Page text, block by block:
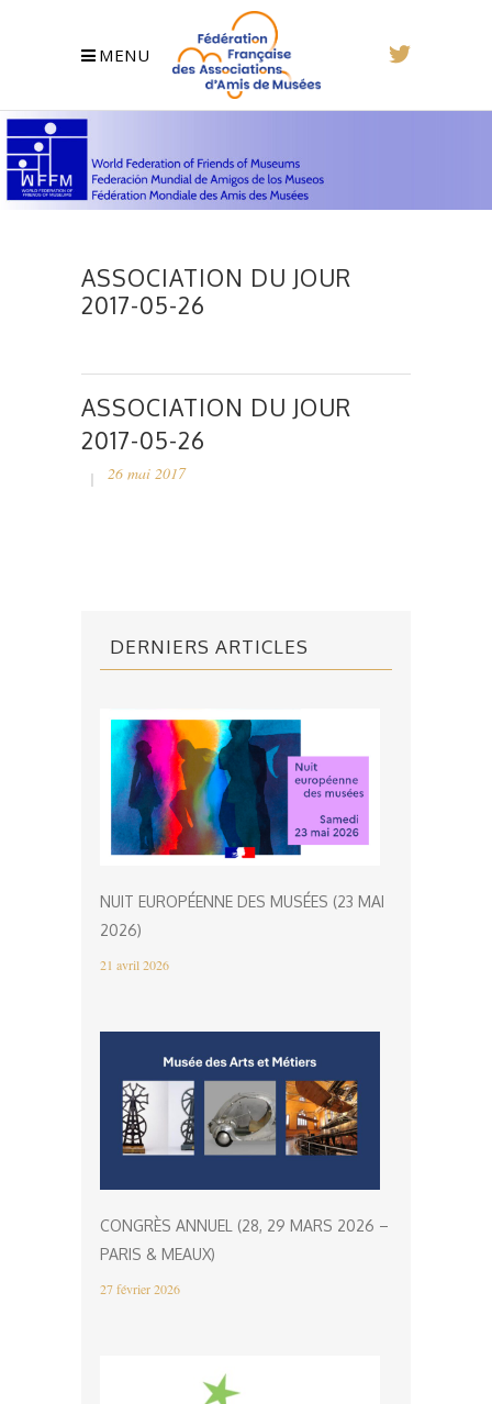
MENU
ASSOCIATION DU JOUR
2017-05-26
ASSOCIATION DU JOUR
2017-05-26
26 mai 2017
DERNIERS ARTICLES
NUIT EUROPÉENNE DES MUSÉES (23 MAI
2026)
21 avril 2026
CONGRÈS ANNUEL (28, 29 MARS 2026 –
PARIS & MEAUX)
27 février 2026